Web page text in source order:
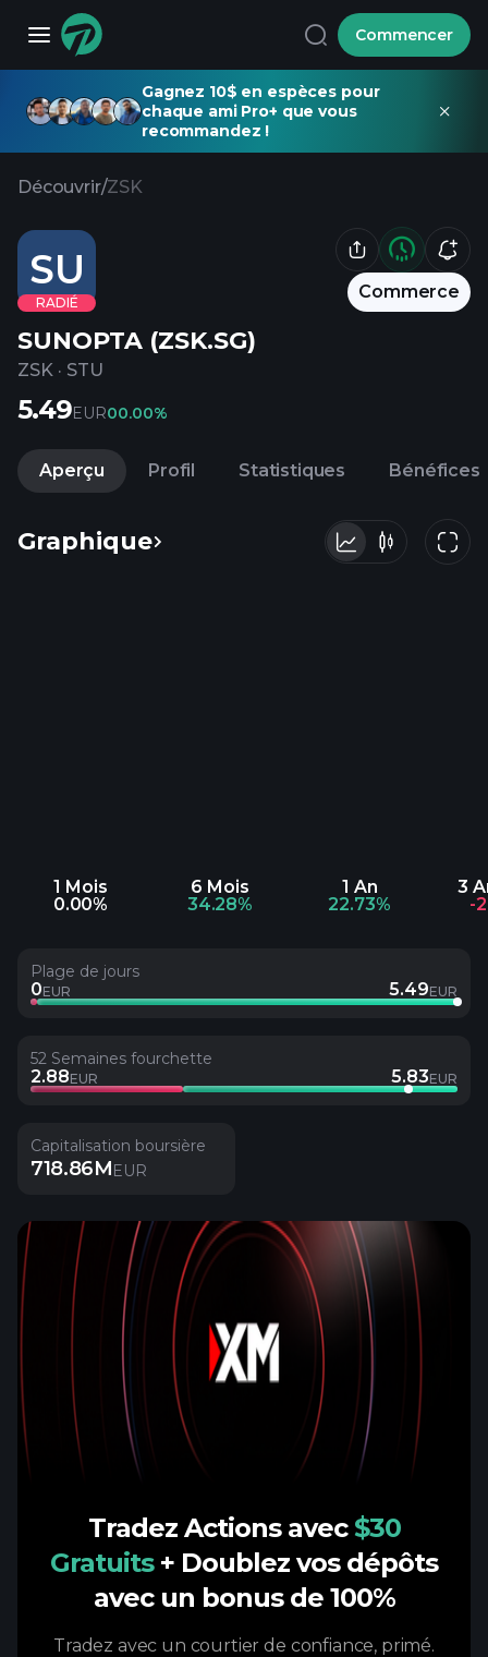
Commencer
Gagnez 10$ en espèces pour
chaque ami Pro+ que vous
recommandez !
Découvrir/ZSK
SU
RADIÉ
Commerce
SUNOPTA (ZSK.SG)
ZSK · STU
5.49EUR00.00%
Aperçu Profil Statistiques Bénéfices
Graphique
1 Mois
0.00%
6 Mois
34.28%
1 An
22.73%
3
-
Plage de jours
0EUR 5.49EUR
52 Semaines fourchette
2.88EUR 5.83EUR
Capitalisation boursière
718.86MEUR
Tradez Actions avec $30
Gratuits + Doublez vos dépôts
avec un bonus de 100%
Tradez avec un courtier de confiance, primé.